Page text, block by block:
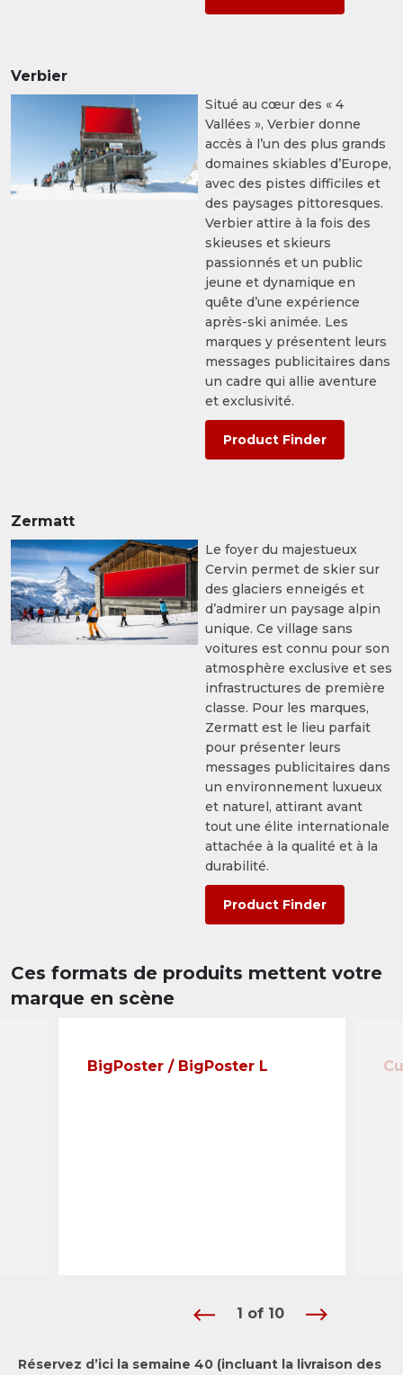
Verbier
Situé au cœur des « 4
Vallées », Verbier donne
accès à l’un des plus grands
domaines skiables d’Europe,
avec des pistes difficiles et
des paysages pittoresques.
Verbier attire à la fois des
skieuses et skieurs
passionnés et un public
jeune et dynamique en
quête d’une expérience
après-ski animée. Les
marques y présentent leurs
messages publicitaires dans
un cadre qui allie aventure
et exclusivité.
Product Finder
Zermatt
Le foyer du majestueux
Cervin permet de skier sur
des glaciers enneigés et
d’admirer un paysage alpin
unique. Ce village sans
voitures est connu pour son
atmosphère exclusive et ses
infrastructures de première
classe. Pour les marques,
Zermatt est le lieu parfait
pour présenter leurs
messages publicitaires dans
un environnement luxueux
et naturel, attirant avant
tout une élite internationale
attachée à la qualité et à la
durabilité.
Product Finder
Ces formats de produits mettent votre
marque en scène
BigPoster / BigPoster L
1 of 10
Réservez d’ici la semaine 40 (incluant la livraison des